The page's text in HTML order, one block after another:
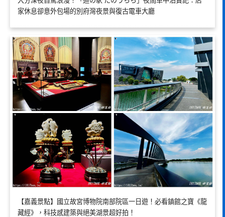
家休息卻意外包場的別府灣夜景與復古電車大廳
【嘉義景點】國立故宮博物院南部院區一日遊！必看鎮館之寶《龍
藏經》，科技感建築與絕美湖景超好拍！